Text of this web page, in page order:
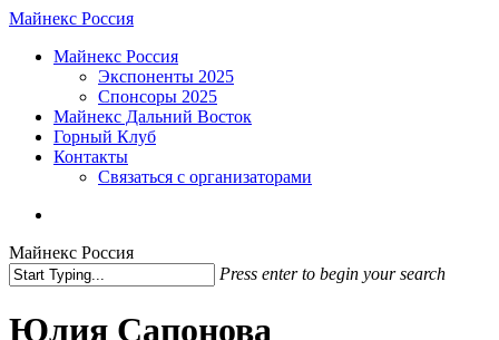
Skip
main
Майнекс Россия
Menu
Майнекс Россия
Экспоненты 2025
Спонсоры 2025
Майнекс Дальний Восток
Горный Клуб
Контакты
Связаться с организаторами
Майнекс Россия
Press enter to begin your search
Search
Юлия Сапонова